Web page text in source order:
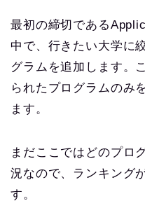
最初の締切である
中で、行きたい大学に
グラムを追加します。
られたプログラムのみ
ます。
まだここではどのプロ
況なので、ランキング
す。